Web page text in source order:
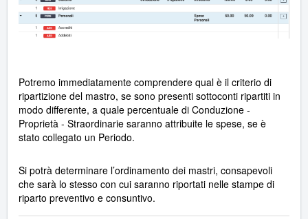
Potremo immediatamente comprendere qual è il criterio di
ripartizione del mastro, se sono presenti sottoconti ripartiti in
modo differente, a quale percentuale di Conduzione -
Proprietà - Straordinarie saranno attribuite le spese, se è
stato collegato un Periodo.
Si potrà determinare l’ordinamento dei mastri, consapevoli
che sarà lo stesso con cui saranno riportati nelle stampe di
riparto preventivo e consuntivo.